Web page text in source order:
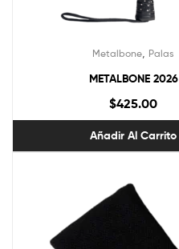
Metalbone Palas
METALBONE 2026
$425.00
Añadir Al Carrito